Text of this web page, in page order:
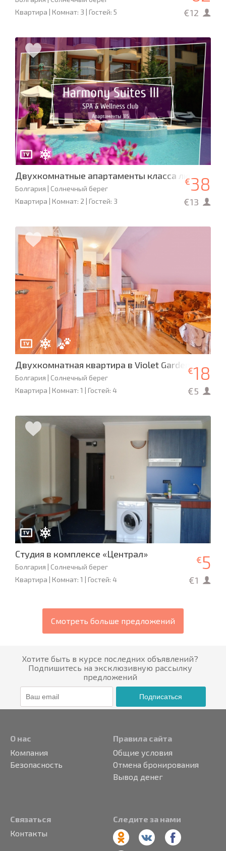
Квартира | Комнат: 3 | Гостей: 5
€12
Двухкомнатные апартаменты класса люкс в
Болгария | Солнечный берег
Квартира | Комнат: 2 | Гостей: 3
€38
€13
Двухкомнатная квартира в Violet Garden
Болгария | Солнечный берег
Квартира | Комнат: 1 | Гостей: 4
€18
€5
Студия в комплексе «Централ»
Болгария | Солнечный берег
Квартира | Комнат: 1 | Гостей: 4
€5
€1
Смотреть больше предложений
Хотите быть в курсе последних объявлений?
Подпишитесь на эксклюзивную рассылку
предложений
Подписаться
О нас
Компания
Безопасность
Правила сайта
Общие условия
Отмена бронирования
Вывод денег
Связаться
Контакты
Следите за нами